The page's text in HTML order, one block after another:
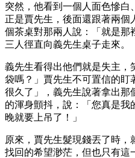
突然，他看到一個人面色慘白
正是賈先生，後面還跟著兩個
個茶桌對那兩人說：「就是那
三人徑直向義先生桌子走來。
義先生看得出他們就是失主，
袋嗎？」賈先生不可置信的盯
很久了」，義先生說著拿出那
的渾身顫抖，說：「您真是我
晚就要上吊了！」
原來，賈先生髮現錢丟了時
找回的希望渺茫，但也只有這